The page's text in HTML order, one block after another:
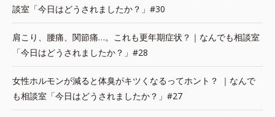
談室「今日はどうされましたか？」#30
肩こり、腰痛、関節痛…。これも更年期症状？｜なんでも相談室
「今日はどうされましたか？」#28
女性ホルモンが減ると体臭がキツくなるってホント？ ｜なんで
も相談室「今日はどうされましたか？」#27